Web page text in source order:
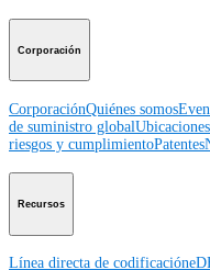
Corporación
CorporaciónQuiénes somos
de suministro globalUbicaciones
riesgos y cumplimientoPatentes
Recursos
Línea directa de codificación